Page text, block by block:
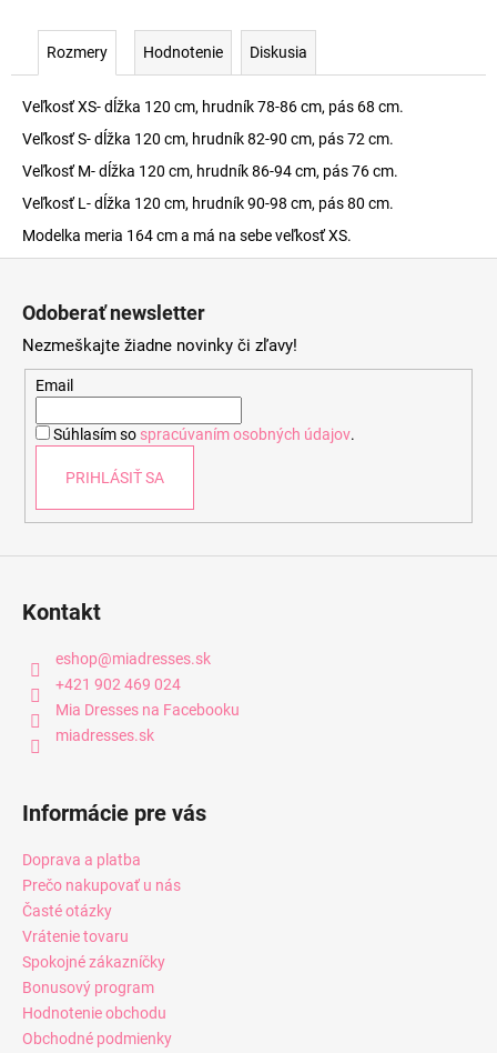
Rozmery Hodnotenie Diskusia
Veľkosť XS- dĺžka 120 cm, hrudník 78-86 cm, pás 68 cm.
Veľkosť S- dĺžka 120 cm, hrudník 82-90 cm, pás 72 cm.
Veľkosť M- dĺžka 120 cm, hrudník 86-94 cm, pás 76 cm.
Veľkosť L- dĺžka 120 cm, hrudník 90-98 cm, pás 80 cm.
Modelka meria 164 cm a má na sebe veľkosť XS.
Odoberať newsletter
Nezmeškajte žiadne novinky či zľavy!
Email
Súhlasím so spracúvaním osobných údajov.
PRIHLÁSIŤ SA
Kontakt
eshop@miadresses.sk
+421 902 469 024
Mia Dresses na Facebooku
miadresses.sk
Informácie pre vás
Doprava a platba
Prečo nakupovať u nás
Časté otázky
Vrátenie tovaru
Spokojné zákazníčky
Bonusový program
Hodnotenie obchodu
Obchodné podmienky